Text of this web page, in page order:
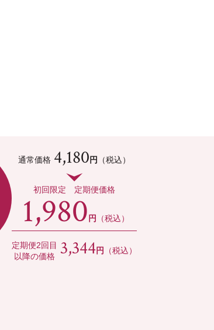
通常価格 4,180 円 （税込）
初回限定 定期便価格
1,980 円 （税込）
定期便2回目
以降の価格
3,344円 （税込）